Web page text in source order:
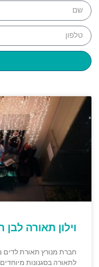
וילון תאורה לבן
חברת מנורץ תאורת לדים